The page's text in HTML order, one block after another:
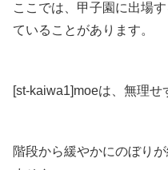
ここでは、 甲子園に出場
ていることがあります。
[st-kaiwa1]moeは、無理
階段から緩やかにのぼり